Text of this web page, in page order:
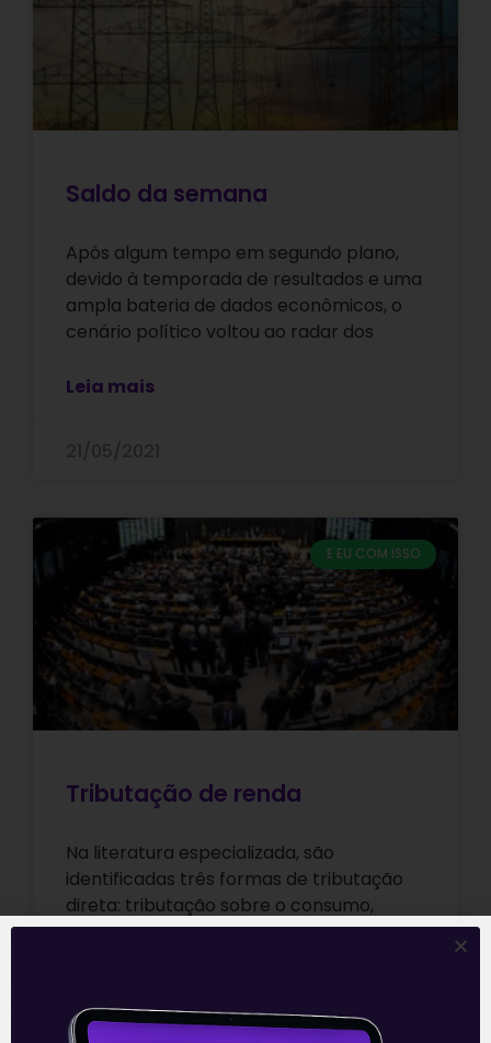
Saldo da semana
Após algum tempo em segundo plano,
devido à temporada de resultados e uma
ampla bateria de dados econômicos, o
cenário político voltou ao radar dos
Leia mais
E EU COM ISSO
Tributação de renda
Na literatura especializada, são
identificadas três formas de tributação
direta: tributação sobre o consumo,
tributação sobre a renda e tributação
Leia mais